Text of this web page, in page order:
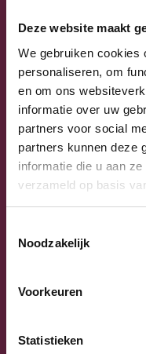
Deze website maakt
We gebruiken cookies
personaliseren, om
en om ons
informatie over uw
partners voor social
partners kunnen deze
informatie die u aan
verzameld op basis
Noodzakelijk
Voorkeuren
Statistieken
Voornaam
Achternaam
E-mailadres
Telefoonnummer
Geboortedatum